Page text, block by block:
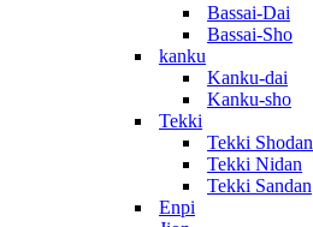
Bassai-Dai
Bassai-Sho
kanku
Kanku-dai
Kanku-sho
Tekki
Tekki Shodan
Tekki Nidan
Tekki Sandan
Enpi